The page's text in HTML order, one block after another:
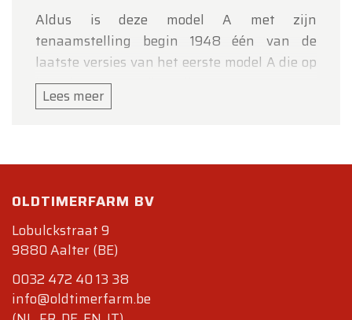
Aldus is deze model A met zijn
tenaamstelling begin 1948 één van de
laatste versies van het eerste model A die op
kenteken is gezet (in Italië).
Technische gegevens
Lengte (cm):
Hoogte (cm): 138
Wielbasis (cm): 610
Gewicht (kg) :
Mechaniek
Motor: 4 cilinder-in-lijn 569 cc, voorin
Kleppen: 8
Lees meer
OLDTIMERFARM BV
Lobulckstraat 9
9880 Aalter (BE)
0032 472 40 13 38
info@oldtimerfarm.be